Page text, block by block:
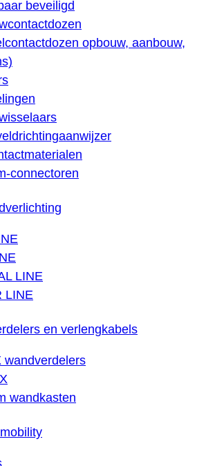
beveiligd
opbouw, aanbouw,
connectoren
LINE
LINE
en verlengkabels
wandverdelers
wandkasten